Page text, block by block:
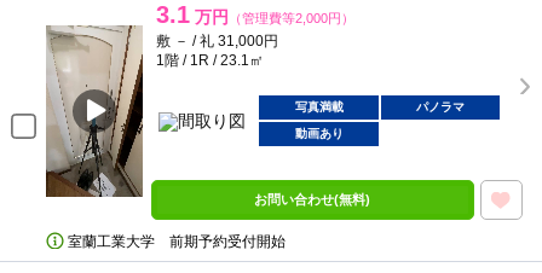
3.1 万円 （管理費等2,000円）
敷 － / 礼 31,000円
1階 / 1R / 23.1㎡
写真満載
パノラマ
動画あり
お問い合わせ(無料)
室蘭工業大学 前期予約受付開始